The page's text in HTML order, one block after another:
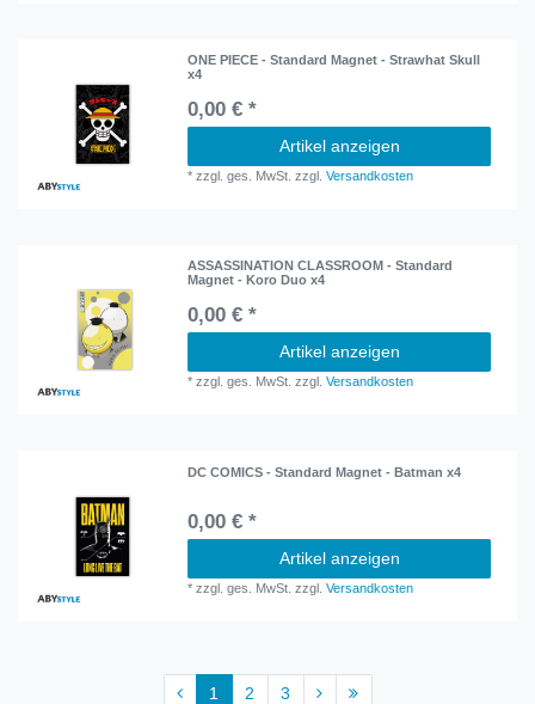
ONE PIECE - Standard Magnet - Strawhat Skull
x4
0,00 € *
Artikel anzeigen
*zzgl. ges. MwSt. zzgl.Versandkosten
ASSASSINATION CLASSROOM - Standard
Magnet - Koro Duo x4
0,00 € *
Artikel anzeigen
*zzgl. ges. MwSt. zzgl.Versandkosten
DC COMICS - Standard Magnet - Batman x4
0,00 € *
Artikel anzeigen
*zzgl. ges. MwSt. zzgl.Versandkosten
1 2 3